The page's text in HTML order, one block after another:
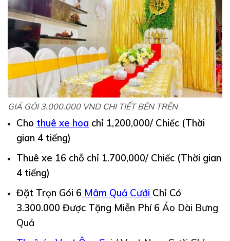
GIÁ GÓI 3.000.000 VND CHI TIẾT BÊN TRÊN
Cho thuê xe hoa chỉ 1,200,000/ Chiếc (Thời
gian 4 tiếng)
Thuê xe 16 chỗ chỉ 1.700,000/ Chiếc (Thời gian
4 tiếng)
Đặt Trọn Gói 6 Mâm Quả Cưới Chỉ Có
3.300.000 Được Tặng Miễn Phí 6 Áo Dài Bưng
Quả